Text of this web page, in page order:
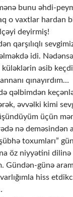
bunu əhdi-
o vaxtlar hardan
deyirmiş!
qarşılıqlı
idi.
əsib
qınayırdım…
qəlbimdən
əvvəlki kimi
üçün
nə deməsindən
toxumları”
öz niyyətini
Gündən-günə
hiss